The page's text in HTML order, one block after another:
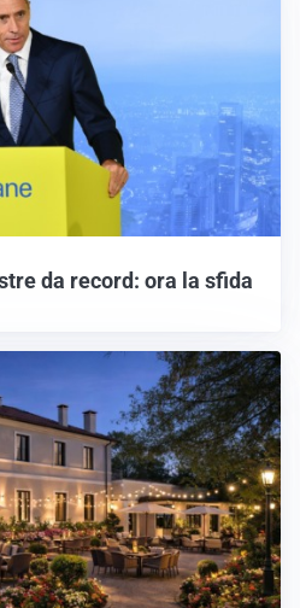
da record: ora la sfida